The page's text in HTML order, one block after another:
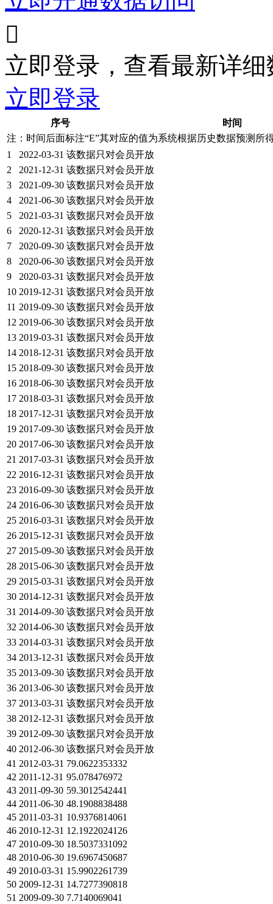

立即登录，查看最新详细
立即登录
序号
时间
注：时间后面标注“E”其对应的值为系统根据历史数据预测所
1
2022-03-31 该数据只对会员开放
2
2021-12-31 该数据只对会员开放
3
2021-09-30 该数据只对会员开放
4
2021-06-30 该数据只对会员开放
5
2021-03-31 该数据只对会员开放
6
2020-12-31 该数据只对会员开放
7
2020-09-30 该数据只对会员开放
8
2020-06-30 该数据只对会员开放
9
2020-03-31 该数据只对会员开放
10 2019-12-31 该数据只对会员开放
11 2019-09-30 该数据只对会员开放
12 2019-06-30 该数据只对会员开放
13 2019-03-31 该数据只对会员开放
14 2018-12-31 该数据只对会员开放
15 2018-09-30 该数据只对会员开放
16 2018-06-30 该数据只对会员开放
17 2018-03-31 该数据只对会员开放
18 2017-12-31 该数据只对会员开放
19 2017-09-30 该数据只对会员开放
20 2017-06-30 该数据只对会员开放
21 2017-03-31 该数据只对会员开放
22 2016-12-31 该数据只对会员开放
23 2016-09-30 该数据只对会员开放
24 2016-06-30 该数据只对会员开放
25 2016-03-31 该数据只对会员开放
26 2015-12-31 该数据只对会员开放
27 2015-09-30 该数据只对会员开放
28 2015-06-30 该数据只对会员开放
29 2015-03-31 该数据只对会员开放
30 2014-12-31 该数据只对会员开放
31 2014-09-30 该数据只对会员开放
32 2014-06-30 该数据只对会员开放
33 2014-03-31 该数据只对会员开放
34 2013-12-31 该数据只对会员开放
35 2013-09-30 该数据只对会员开放
36 2013-06-30 该数据只对会员开放
37 2013-03-31 该数据只对会员开放
38 2012-12-31 该数据只对会员开放
39 2012-09-30 该数据只对会员开放
40 2012-06-30 该数据只对会员开放
41 2012-03-31 79.0622353332
42 2011-12-31 95.078476972
43 2011-09-30 59.3012542441
44 2011-06-30 48.1908838488
45 2011-03-31 10.9376814061
46 2010-12-31 12.1922024126
47 2010-09-30 18.5037331092
48 2010-06-30 19.6967450687
49 2010-03-31 15.9902261739
50 2009-12-31 14.7277390818
51 2009-09-30 7.7140069041